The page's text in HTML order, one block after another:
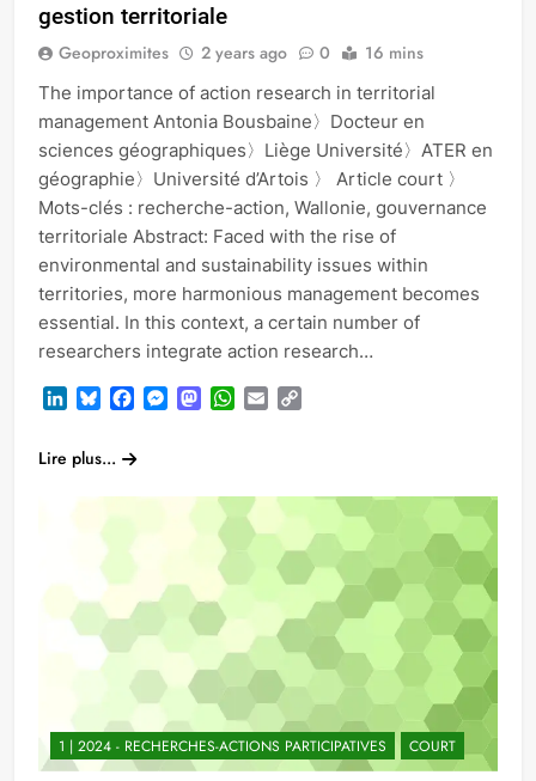
gestion territoriale
Geoproximites 2 years ago 0 16 mins
The importance of action research in territorial
management Antonia Bousbaine〉Docteur en
sciences géographiques〉Liège Université〉ATER en
géographie〉Université d’Artois 〉 Article court 〉
Mots-clés : recherche-action, Wallonie, gouvernance
territoriale Abstract: Faced with the rise of
environmental and sustainability issues within
territories, more harmonious management becomes
essential. In this context, a certain number of
researchers integrate action research…
LinkedInBlueskyFacebook
Messenger
Mastodon
WhatsApp
Email
Lire plus...
1 | 2024 - RECHERCHES-ACTIONS PARTICIPATIVES COURT